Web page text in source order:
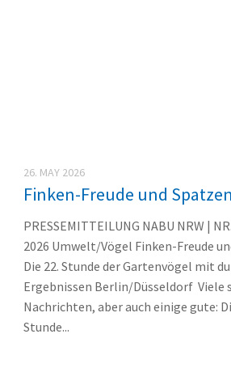
26. MAY 2026
Finken-Freude und
PRESSEMITTEILUNG NABU NRW |
2026 Umwelt/Vögel Finken-Freude
Die 22. Stunde der Gartenvögel mit
Ergebnissen Berlin/Düsseldorf Viele
Nachrichten, aber auch einige gute:
Stunde...